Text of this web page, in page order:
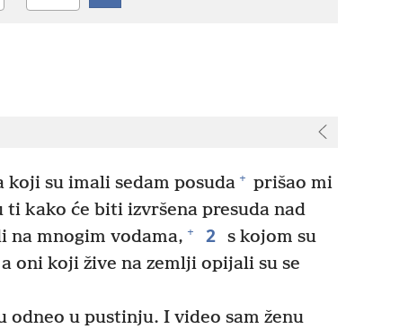
koji su imali sedam posuda + prišao mi
ti kako će biti izvršena presuda nad
na mnogim vodama, + 2 s kojom su
a oni koji žive na zemlji opijali su se
odneo u pustinju. I video sam ženu